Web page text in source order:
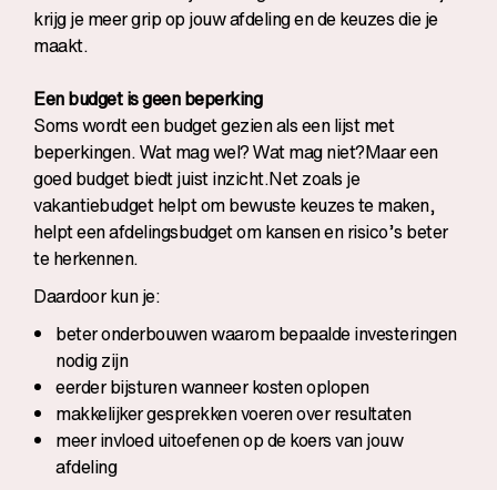
krijg je meer grip op jouw afdeling en de keuzes die je
maakt.
Een budget is geen beperking
Soms wordt een budget gezien als een lijst met
beperkingen. Wat mag wel? Wat mag niet?Maar een
goed budget biedt juist inzicht.Net zoals je
vakantiebudget helpt om bewuste keuzes te maken,
helpt een afdelingsbudget om kansen en risico’s beter
te herkennen.
Daardoor kun je:
beter onderbouwen waarom bepaalde investeringen
nodig zijn
eerder bijsturen wanneer kosten oplopen
makkelijker gesprekken voeren over resultaten
meer invloed uitoefenen op de koers van jouw
afdeling